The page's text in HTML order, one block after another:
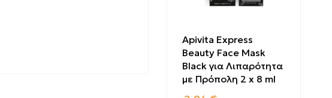
Apivita Express
Beauty Face Mask
Black για Λιπαρότητα
με Πρόπολη 2 x 8 ml